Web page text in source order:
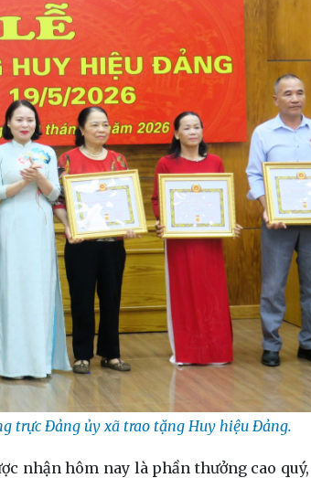
trực Đảng ủy xã trao tặng Huy hiệu Đảng.
nhận hôm nay là phần thưởng cao